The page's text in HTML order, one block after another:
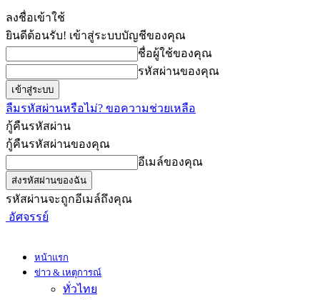
ลงชื่อเข้าใช้
ยินดีต้อนรับ! เข้าสู่ระบบบัญชีของคุณ
ชื่อผู้ใช้ของคุณ
รหัสผ่านของคุณ
ลืมรหัสผ่านหรือไม่? ขอความช่วยเหลือ
กู้คืนรหัสผ่าน
กู้คืนรหัสผ่านของคุณ
อีเมล์ของคุณ
รหัสผ่านจะถูกอีเมล์ถึงคุณ
อัศจรรย์
หน้าแรก
ข่าว & เหตุการณ์
ทั่วไทย